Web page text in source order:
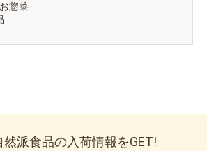
惣菜
然派食品の入荷情報をGET!